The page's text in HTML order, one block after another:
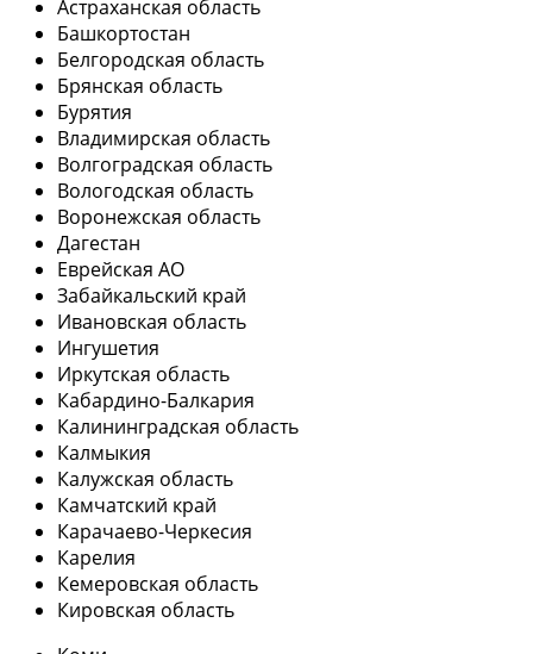
Астраханская область
Башкортостан
Белгородская область
Брянская область
Бурятия
Владимирская область
Волгоградская область
Вологодская область
Воронежская область
Дагестан
Еврейская АО
Забайкальский край
Ивановская область
Ингушетия
Иркутская область
Кабардино-Балкария
Калининградская область
Калмыкия
Калужская область
Камчатский край
Карачаево-Черкесия
Карелия
Кемеровская область
Кировская область